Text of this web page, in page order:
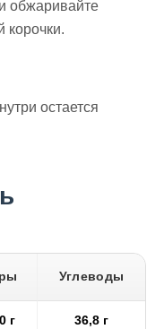
обжаривайте
корочки.
остается
Углеводы
г 36,8 г